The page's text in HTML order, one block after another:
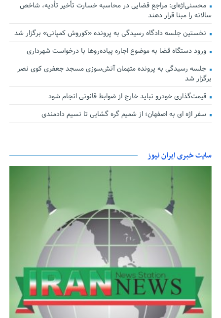
محسنی‌اژه‌ای: مراجع قضایی در محاسبه خسارت تأخیر تأدیه، شاخص
سالانه را مبنا قرار دهند
نخستین جلسه دادگاه رسیدگی به پرونده «کوروش کمپانی» برگزار شد
ورود دستگاه قضا به موضوع اجاره پیاده‌روها با درخواست شهرداری
جلسه رسیدگی به پرونده متهمان آتش‌سوزی مسجد جعفری کوی نصر
برگزار شد
قیمت‌گذاری خودرو نباید خارج از ضوابط قانونی انجام شود
سفر اژه ای به اصفهان؛ از شمیم گره گشایی تا نسیم دادمندی
سایت خبری ایران نیوز